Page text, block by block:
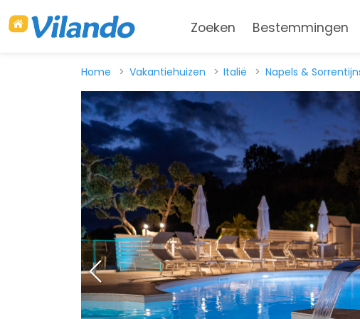
Zoeken Bestemmingen
Home Vakantiehuizen Italië Napels &